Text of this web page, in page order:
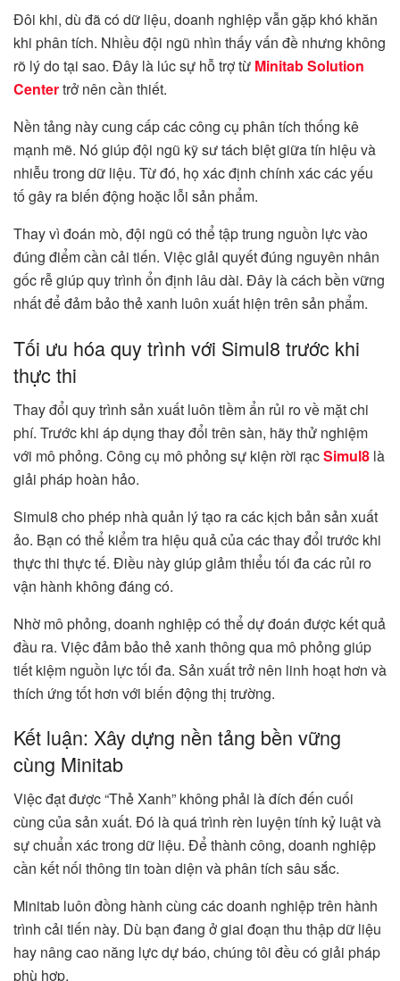
Đôi khi, dù đã có dữ liệu, doanh nghiệp vẫn gặp khó khăn
khi phân tích. Nhiều đội ngũ nhìn thấy vấn đề nhưng không
rõ lý do tại sao. Đây là lúc sự hỗ trợ từ Minitab Solution
Centertrở nên cần thiết.
Nền tảng này cung cấp các công cụ phân tích thống kê
mạnh mẽ. Nó giúp đội ngũ kỹ sư tách biệt giữa tín hiệu và
nhiễu trong dữ liệu. Từ đó, họ xác định chính xác các yếu
tố gây ra biến động hoặc lỗi sản phẩm.
Thay vì đoán mò, đội ngũ có thể tập trung nguồn lực vào
đúng điểm cần cải tiến. Việc giải quyết đúng nguyên nhân
gốc rễ giúp quy trình ổn định lâu dài. Đây là cách bền vững
nhất để đảm bảo thẻ xanh luôn xuất hiện trên sản phẩm.
Tối ưu hóa quy trình với Simul8 trước khi
thực thi
Thay đổi quy trình sản xuất luôn tiềm ẩn rủi ro về mặt chi
phí. Trước khi áp dụng thay đổi trên sàn, hãy thử nghiệm
với mô phỏng. Công cụ mô phỏng sự kiện rời rạcSimul8 là
giải pháp hoàn hảo.
Simul8 cho phép nhà quản lý tạo ra các kịch bản sản xuất
ảo. Bạn có thể kiểm tra hiệu quả của các thay đổi trước khi
thực thi thực tế. Điều này giúp giảm thiểu tối đa các rủi ro
vận hành không đáng có.
Nhờ mô phỏng, doanh nghiệp có thể dự đoán được kết quả
đầu ra. Việc đảm bảo thẻ xanh thông qua mô phỏng giúp
tiết kiệm nguồn lực tối đa. Sản xuất trở nên linh hoạt hơn và
thích ứng tốt hơn với biến động thị trường.
Kết luận: Xây dựng nền tảng bền vững
cùng Minitab
Việc đạt được “Thẻ Xanh” không phải là đích đến cuối
cùng của sản xuất. Đó là quá trình rèn luyện tính kỷ luật và
sự chuẩn xác trong dữ liệu. Để thành công, doanh nghiệp
cần kết nối thông tin toàn diện và phân tích sâu sắc.
Minitab luôn đồng hành cùng các doanh nghiệp trên hành
trình cải tiến này. Dù bạn đang ở giai đoạn thu thập dữ liệu
hay nâng cao năng lực dự báo, chúng tôi đều có giải pháp
phù hợp.